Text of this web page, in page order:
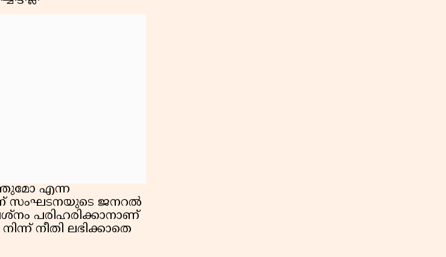
എന്ന
ന് സംഘടനയുടെ ജനറൽ
പരിഹരിക്കാനാണ്
നീതി ലഭിക്കാതെ